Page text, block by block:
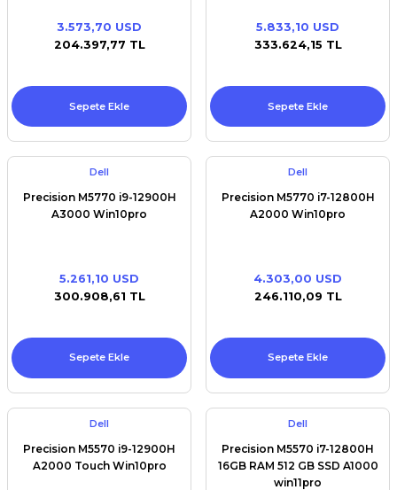
3.573,70 USD
204.397,77 TL
Sepete Ekle
5.833,10 USD
333.624,15 TL
Sepete Ekle
Dell
Precision M5770 i9-12900H
A3000 Win10pro
5.261,10 USD
300.908,61 TL
Sepete Ekle
Dell
Precision M5770 i7-12800H
A2000 Win10pro
4.303,00 USD
246.110,09 TL
Sepete Ekle
Dell
Precision M5570 i9-12900H
A2000 Touch Win10pro
Dell
Precision M5570 i7-12800H
16GB RAM 512 GB SSD A1000
win11pro